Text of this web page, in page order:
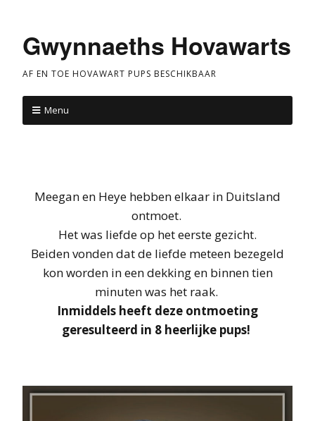
Gwynnaeths Hovawarts
AF EN TOE HOVAWART PUPS BESCHIKBAAR
Menu
Meegan en Heye hebben elkaar in Duitsland
ontmoet.
Het was liefde op het eerste gezicht.
Beiden vonden dat de liefde meteen bezegeld
kon worden in een dekking en binnen tien
minuten was het raak.
Inmiddels heeft deze ontmoeting
geresulteerd in 8 heerlijke pups!